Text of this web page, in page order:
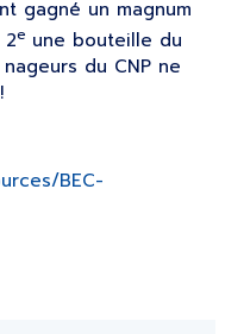
gagné un magnum
e une bouteille du
du CNP ne
BEC-